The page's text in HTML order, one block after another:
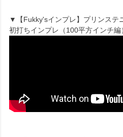
▼【Fukky'sインプレ】プリンステ
初打ちインプレ（100平方インチ編